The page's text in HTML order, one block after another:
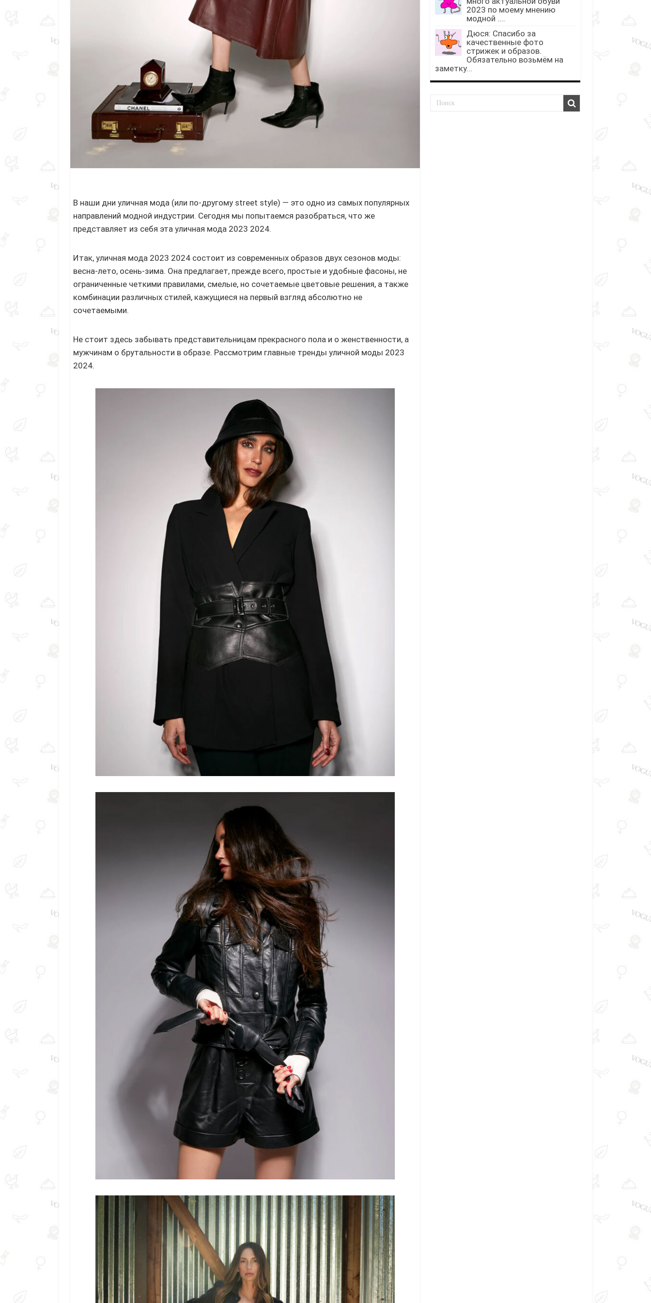
В наши дни уличная мода (или по-другому street style) — это одно из самых популярных
направлений модной индустрии. Сегодня мы попытаемся разобраться, что же
представляет из себя эта уличная мода 2023 2024.
Итак, уличная мода 2023 2024 состоит из современных образов двух сезонов моды:
весна-лето, осень-зима. Она предлагает, прежде всего, простые и удобные фасоны, не
ограниченные четкими правилами, смелые, но сочетаемые цветовые решения, а также
комбинации различных стилей, кажущиеся на первый взгляд абсолютно не
сочетаемыми.
Не стоит здесь забывать представительницам прекрасного пола и о женственности, а
мужчинам о брутальности в образе. Рассмотрим главные тренды уличной моды 2023
2024.
2023 по моему мнению
модной ....
Дюся: Спасибо за
качественные фото
стрижек и образов.
Обязательно возьмём на
заметку...